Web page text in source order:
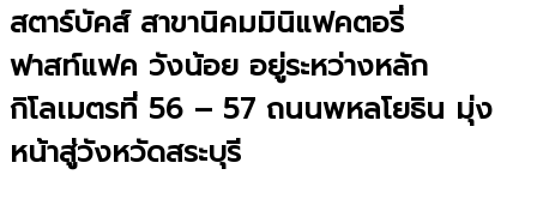
สตาร์บัคส์ สาขานิคมมินิแฟคตอรี่
ฟาสท์แฟค วังน้อย อยู่ระหว่างหลัก
กิโลเมตรที่ 56 – 57 ถนนพหลโยธิน มุ่ง
หน้าสู่วังหวัดสระบุรี